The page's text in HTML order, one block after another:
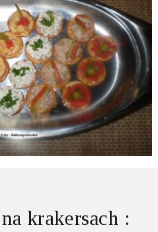
krakersach :